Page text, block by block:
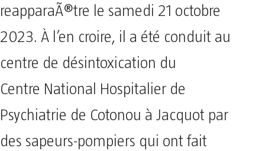
reapparaÃ®tre le samedi 21 octobre
2023. À l’en croire, il a été conduit au
centre de désintoxication du
Centre National Hospitalier de
Psychiatrie de Cotonou à Jacquot par
des sapeurs-pompiers qui ont fait